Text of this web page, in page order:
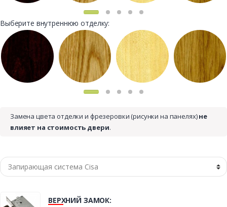
Выберите внутреннюю отделку:
Замена цвета отделки и фрезеровки (рисунки на панелях)не
влияет на стоимость двери.
ВЕРХНИЙ ЗАМОК: